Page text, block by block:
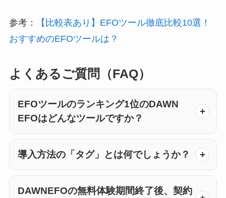
参考：
【比較表あり】EFOツール徹底比較10選！
おすすめのEFOツールは？
よくあるご質問（FAQ）
EFOツールのランキング1位のDAWN
EFOはどんなツールですか？
導入方法の「タグ」とは何でしょうか？
DAWNEFOの無料体験期間終了後、契約